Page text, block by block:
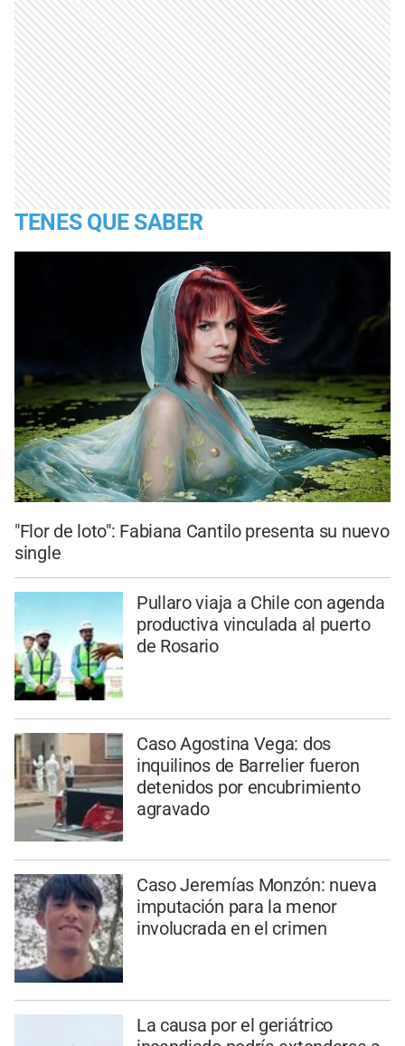
TENES QUE SABER
"Flor de loto": Fabiana Cantilo presenta su nuevo
single
Pullaro viaja a Chile con agenda
productiva vinculada al puerto
de Rosario
Caso Agostina Vega: dos
inquilinos de Barrelier fueron
detenidos por encubrimiento
agravado
Caso Jeremías Monzón: nueva
imputación para la menor
involucrada en el crimen
La causa por el geriátrico